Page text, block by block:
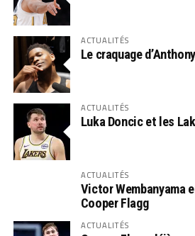
ACTUALITÉS
Le craquage
ACTUALITÉS
Luka Doncic et les
ACTUALITÉS
Victor Wembanyama
Cooper Flagg
ACTUALITÉS